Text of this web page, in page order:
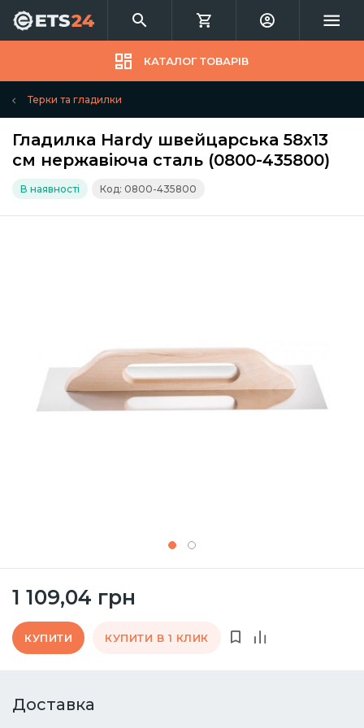
КАТАЛОГ ТОВАРІВ
Терки та гладилки
Гладилка Hardy швейцарська 58х13
см нержавіюча сталь (0800-435800)
В наявності Код: 0800-435800
1 109,04 грн
КУПИТИ КУПИТИ В 1 КЛИК
Доставка